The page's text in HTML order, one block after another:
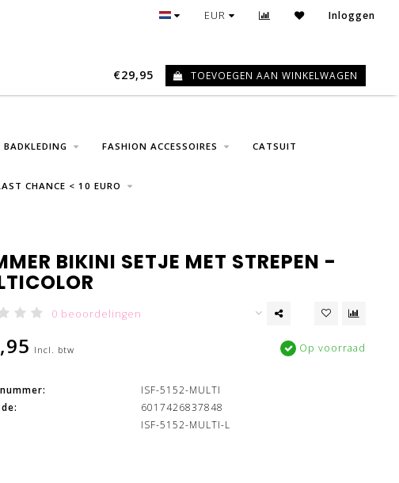
30 DAGEN RETOUR
EUR Inloggen
0
BADKLEDING FASHION ACCESSOIRES CATSUIT
CHANCE < 10 EURO
€29,95 TOEVOEGEN AAN WINKELWAGEN
BIKINI SETJE MET STREPEN -
0 beoordelingen
Incl. btw Op voorraad
ISF-5152-MULTI
6017426837848
ISF-5152-MULTI-L